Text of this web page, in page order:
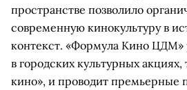
пространстве позволило
современную кинокультуру в
контекст. «Формула Кино ЦДМ»
в городских культурных акциях,
кино», и проводит премьерные